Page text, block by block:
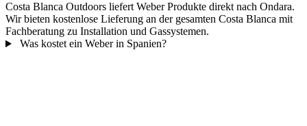
Costa Blanca Outdoors liefert Weber Produkte direkt nach Ondara.
Wir bieten kostenlose Lieferung an der gesamten Costa Blanca mit
Fachberatung zu Installation und Gassystemen.
Was kostet ein Weber in Spanien?